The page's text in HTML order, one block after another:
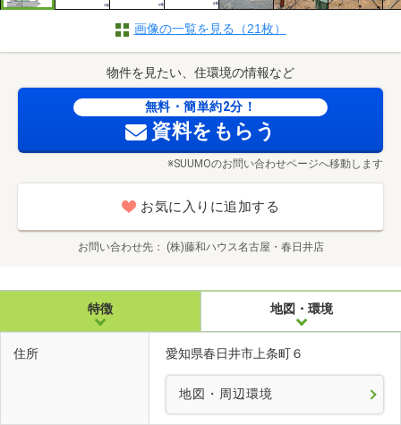
画像の一覧を見る（21枚）
物件を見たい、住環境の情報など
無料・簡単約2分！
資料をもらう
※SUUMOのお問い合わせページへ移動します
お気に入りに追加する
お問い合わせ先 (株)藤和ハウス名古屋・春日井店
特徴 地図・環境
住所 愛知県春日井市上条町６
地図・周辺環境